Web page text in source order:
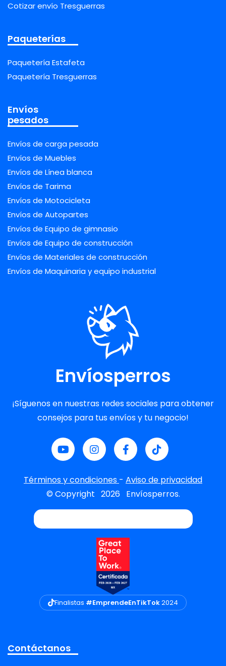
Cotizar envío Tresguerras
Paqueterías
Paquetería Estafeta
Paquetería Tresguerras
Envíos
pesados
Envíos de carga pesada
Envíos de Muebles
Envíos de Línea blanca
Envíos de Tarima
Envíos de Motocicleta
Envíos de Autopartes
Envíos de Equipo de gimnasio
Envíos de Equipo de construcción
Envíos de Materiales de construcción
Envíos de Maquinaria y equipo industrial
Envíosperros
¡Síguenos en nuestras redes sociales para obtener
consejos para tus envíos y tu negocio!
Términos y condiciones - Aviso de privacidad
© Copyright 2026 Envíosperros.
Finalistas #EmprendeEnTikTok2024
Contáctanos